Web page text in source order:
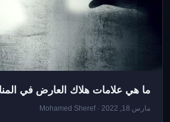
ما هي علامات هلاك العارض في
مارس 18, 2022 · Mohamed Sheref